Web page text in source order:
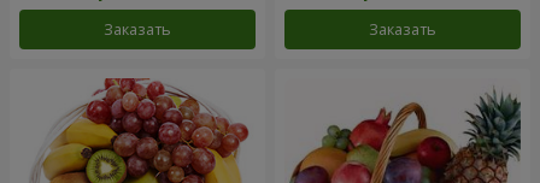
Заказать Заказать